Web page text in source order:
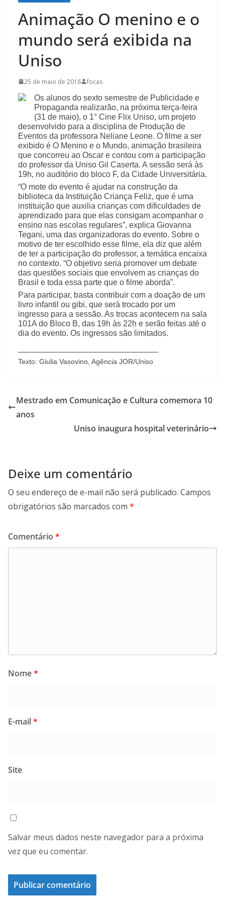
Animação O menino e o
mundo será exibida na
Uniso
25 de maio de 2016
focas
Os alunos do sexto semestre de Publicidade e
Propaganda realizarão, na próxima terça-feira
(31 de maio), o 1° Cine Flix Uniso, um projeto
desenvolvido para a disciplina de Produção de
Eventos da professora Neliane Leone. O filme a ser
exibido é O Menino e o Mundo, animação brasileira
que concorreu ao Oscar e contou com a participação
do professor da Uniso Gil Caserta. A sessão será às
19h, no auditório do bloco F, da Cidade Universitária.
“O mote do evento é ajudar na construção da
biblioteca da Instituição Criança Feliz, que é uma
instituição que auxilia crianças com dificuldades de
aprendizado para que elas consigam acompanhar o
ensino nas escolas regulares”, explica Giovanna
Tegani, uma das organizadoras do evento. Sobre o
motivo de ter escolhido esse filme, ela diz que além
de ter a participação do professor, a temática encaixa
no contexto. “O objetivo seria promover um debate
das questões sociais que envolvem as crianças do
Brasil e toda essa parte que o filme aborda”.
Para participar, basta contribuir com a doação de um
livro infantil ou gibi, que será trocado por um
ingresso para a sessão. As trocas acontecem na sala
101A do Bloco B, das 19h às 22h e serão feitas até o
dia do evento. Os ingressos são limitados.
Texto: Giulia Vasovino, Agência JOR/Uniso
Mestrado em Comunicação e Cultura comemora 10
anos
Uniso inaugura hospital veterinário
Deixe um comentário
O seu endereço de e-mail não será publicado. Campos
obrigatórios são marcados com *
Comentário *
Nome*
E-mail*
Site
Salvar meus dados neste navegador para a próxima
vez que eu comentar.